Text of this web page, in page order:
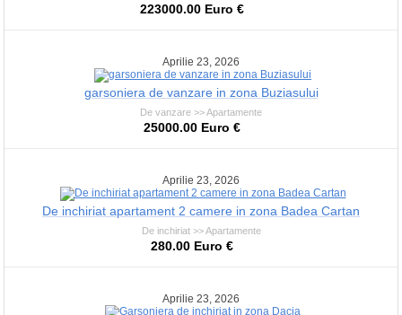
223000.00 Euro €
Aprilie 23, 2026
garsoniera de vanzare in zona Buziasului
De vanzare >> Apartamente
25000.00 Euro €
Aprilie 23, 2026
De inchiriat apartament 2 camere in zona Badea Cartan
De inchiriat >> Apartamente
280.00 Euro €
Aprilie 23, 2026